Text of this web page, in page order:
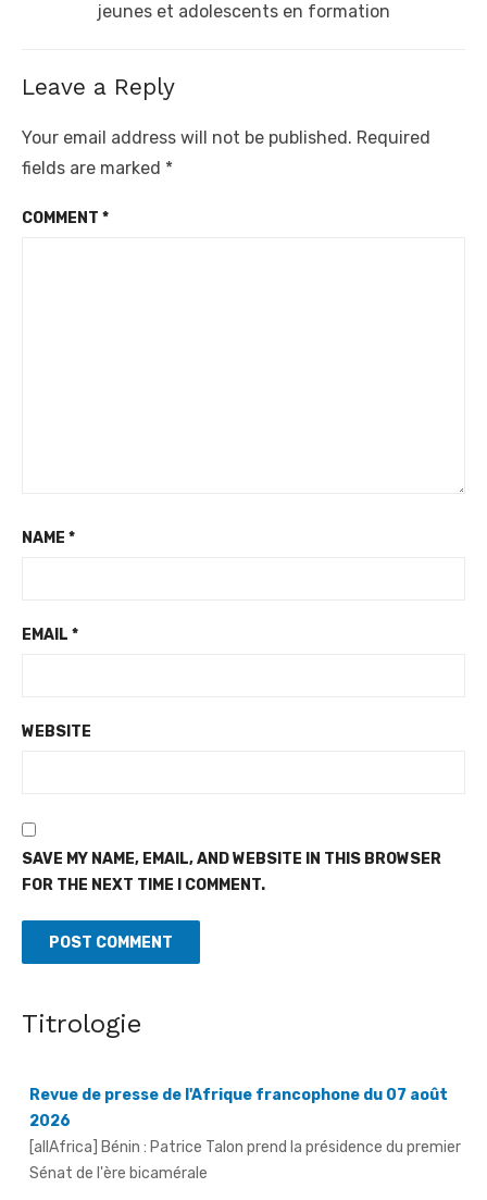
jeunes et adolescents en formation
Leave a Reply
Your email address will not be published. Required
fields are marked *
COMMENT *
NAME *
EMAIL *
WEBSITE
SAVE MY NAME, EMAIL, AND WEBSITE IN THIS BROWSER
FOR THE NEXT TIME I COMMENT.
Titrologie
Sénat de l'ère bicamérale